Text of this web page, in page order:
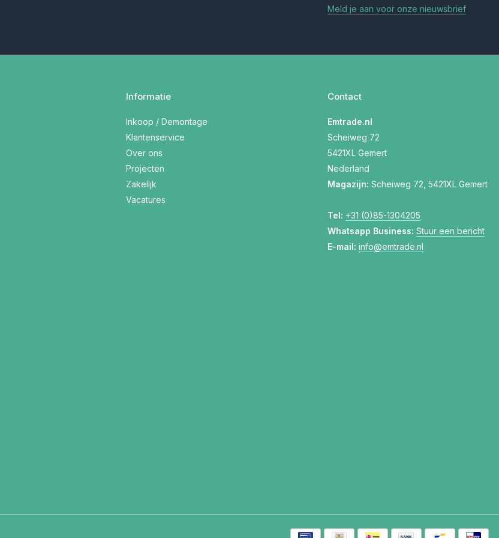
Meld je aan voor onze nieuwsbrief
Informatie
Inkoop / Demontage
Klantenservice
Over ons
Projecten
Zakelijk
Vacatures
Contact
Emtrade.nl
Scheiweg 72
5421XL Gemert
Nederland
Magazijn: Scheiweg 72, 5421XL Gemert
Tel: +31 (0)85-1304205
Whatsapp Business: Stuur een bericht
E-mail: info@emtrade.nl